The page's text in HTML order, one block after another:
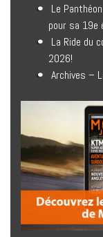
Le
pour sa 19e
La Ride du
2026!
Archives –